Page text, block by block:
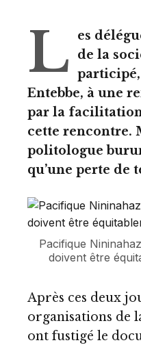
L
es
de la
Entebbe, à une
par la
cette rencontre.
politologue
qu’une perte de
Pacifique
doivent être
Après ces deux
organisations de
ont fustigé le